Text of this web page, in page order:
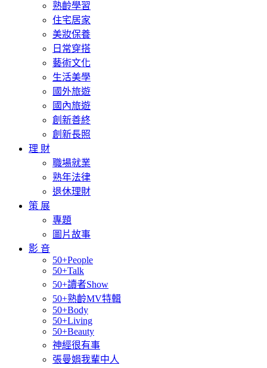
熟齡學習
住宅居家
美妝保養
日常穿搭
藝術文化
生活美學
國外旅遊
國內旅遊
創新善終
創新長照
理 財
職場就業
熟年法律
退休理財
策 展
專題
圖片故事
影 音
50+People
50+Talk
50+讀者Show
50+熟齡MV特輯
50+Body
50+Living
50+Beauty
神經很有事
張曼娟我輩中人